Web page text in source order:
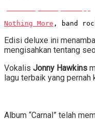
Nothing More , band
Edisi deluxe ini
mengisahkan tentang
Vokalis Jonny Hawkins
lagu terbaik yang pernah
Album “Carnal” telah